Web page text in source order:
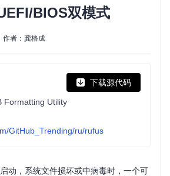
BIOS双模式
作者：龚格成
下载源代码
Formatting Utility
GitHub_Trending/ru/rufus
动，系统文件损坏或中病毒时，一个可